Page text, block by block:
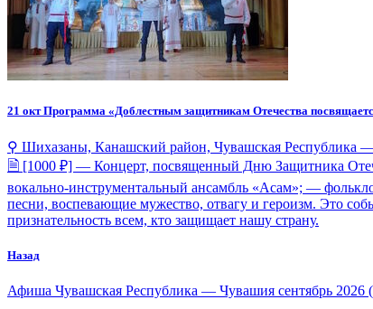
21 окт Программа «Доблестным защитникам Отечества
⚲ Шихазаны, Канашский район, Чувашская Республика
🗎 [1000 ₽] — Концерт, посвященный Дню Защитника
вокально-инструментальный ансамбль «Асам»; —
песни, воспевающие мужество, отвагу и героизм. Это
признательность всем, кто защищает нашу страну.
Назад
Афиша Чувашская Республика — Чувашия сентябрь 2026